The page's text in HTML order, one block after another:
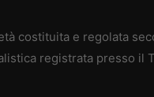
costituita e regolata
registrata presso il